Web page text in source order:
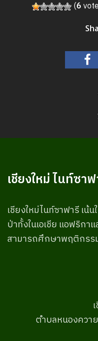
(6
เชียงใหม่ ไนท์ซา
เชียงใหม่ไนท์ซาฟารี เน้
ป่าทั้งในเอเชีย แอฟริกา
สามารถศึกษาพฤติกรร
ตำบลหนองควา